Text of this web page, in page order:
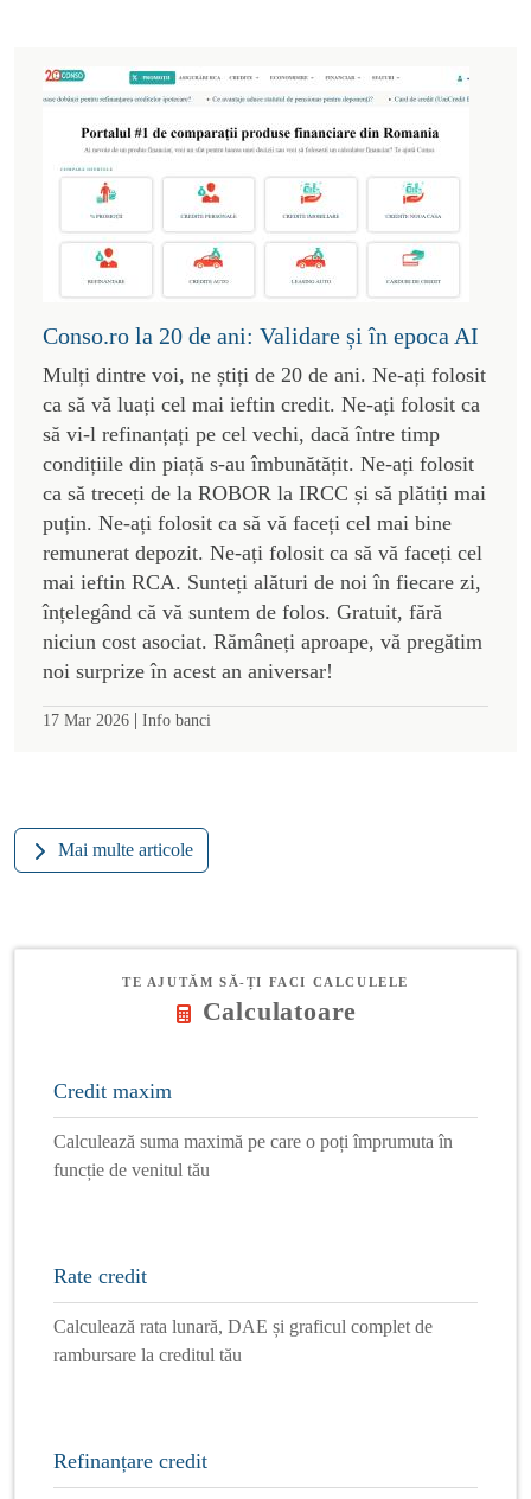
Conso.ro la 20 de ani: Validare și în epoca AI
Mulți dintre voi, ne știți de 20 de ani. Ne-ați folosit
ca să vă luați cel mai ieftin credit. Ne-ați folosit ca
să vi-l refinanțați pe cel vechi, dacă între timp
condițiile din piață s-au îmbunătățit. Ne-ați folosit
ca să treceți de la ROBOR la IRCC și să plătiți mai
puțin. Ne-ați folosit ca să vă faceți cel mai bine
remunerat depozit. Ne-ați folosit ca să vă faceți cel
mai ieftin RCA. Sunteți alături de noi în fiecare zi,
înțelegând că vă suntem de folos. Gratuit, fără
niciun cost asociat. Rămâneți aproape, vă pregătim
noi surprize în acest an aniversar!
17 Mar 2026 | Info banci
Mai multe articole
TE AJUTĂM SĂ-ȚI FACI CALCULELE
Calculatoare
Credit maxim
Calculează suma maximă pe care o poți împrumuta în
funcție de venitul tău
Rate credit
Calculează rata lunară, DAE și graficul complet de
rambursare la creditul tău
Refinanțare credit